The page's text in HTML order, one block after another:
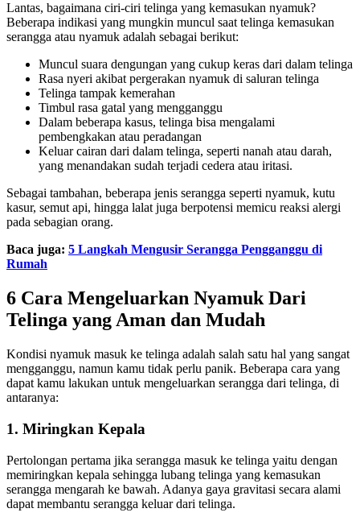
Lantas, bagaimana ciri-ciri telinga yang kemasukan nyamuk?
Beberapa indikasi yang mungkin muncul saat telinga kemasukan
serangga atau nyamuk adalah sebagai berikut:
Muncul suara dengungan yang cukup keras dari dalam telinga
Rasa nyeri akibat pergerakan nyamuk di saluran telinga
Telinga tampak kemerahan
Timbul rasa gatal yang mengganggu
Dalam beberapa kasus, telinga bisa mengalami
pembengkakan atau peradangan
Keluar cairan dari dalam telinga, seperti nanah atau darah,
yang menandakan sudah terjadi cedera atau iritasi.
Sebagai tambahan, beberapa jenis serangga seperti nyamuk, kutu
kasur, semut api, hingga lalat juga berpotensi memicu reaksi alergi
pada sebagian orang.
Baca juga: 5 Langkah Mengusir Serangga Pengganggu di
Rumah
6 Cara Mengeluarkan Nyamuk Dari
Telinga yang Aman dan Mudah
Kondisi nyamuk masuk ke telinga adalah salah satu hal yang sangat
mengganggu, namun kamu tidak perlu panik. Beberapa cara yang
dapat kamu lakukan untuk mengeluarkan serangga dari telinga, di
antaranya:
1. Miringkan Kepala
Pertolongan pertama jika serangga masuk ke telinga yaitu dengan
memiringkan kepala sehingga lubang telinga yang kemasukan
serangga mengarah ke bawah. Adanya gaya gravitasi secara alami
dapat membantu serangga keluar dari telinga.